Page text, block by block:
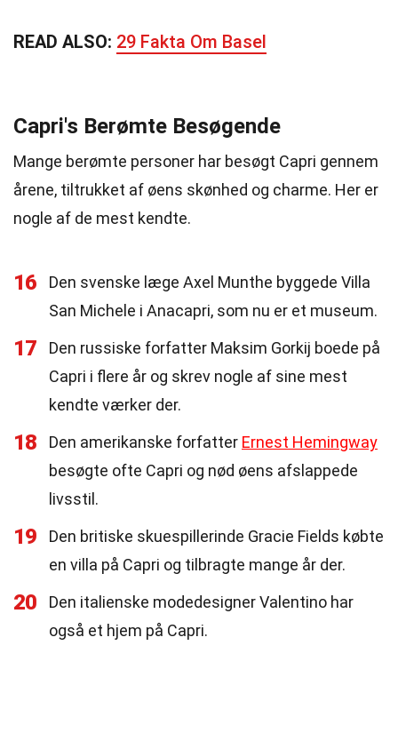
READ ALSO: 29 Fakta Om Basel
Capri's Berømte Besøgende
Mange berømte personer har besøgt Capri gennem
årene, tiltrukket af øens skønhed og charme. Her er
nogle af de mest kendte.
16
Den svenske læge Axel Munthe byggede Villa
San Michele i Anacapri, som nu er et museum.
17
Den russiske forfatter Maksim Gorkij boede på
Capri i flere år og skrev nogle af sine mest
kendte værker der.
18 Den amerikanske forfatter Ernest Hemingway
besøgte ofte Capri og nød øens afslappede
livsstil.
19
Den britiske skuespillerinde Gracie Fields købte
en villa på Capri og tilbragte mange år der.
20
Den italienske modedesigner Valentino har
også et hjem på Capri.